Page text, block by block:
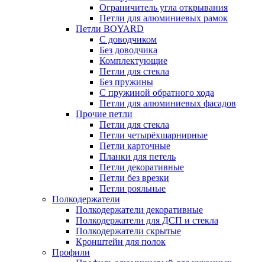
Ограничитель угла открывания
Петли для алюминиевых рамок
Петли BOYARD
С доводчиком
Без доводчика
Комплектующие
Петли для стекла
Без пружины
С пружиной обратного хода
Петли для алюминиевых фасадов
Прочие петли
Петли для стекла
Петли четырёхшарнирные
Петли карточные
Планки для петель
Петли декоративные
Петли без врезки
Петли рояльные
Полкодержатели
Полкодержатели декоративные
Полкодержатели для ДСП и стекла
Полкодержатели скрытые
Кронштейн для полок
Профили